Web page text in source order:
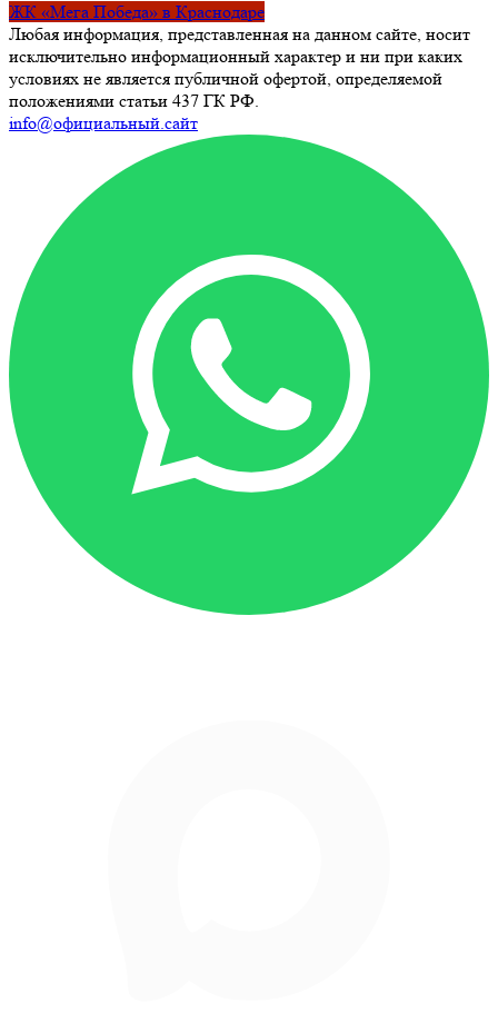
ЖК «Мега Победа» в Краснодаре
Любая информация, представленная на данном сайте, носит
исключительно информационный характер и ни при каких
условиях не является публичной офертой, определяемой
положениями статьи 437 ГК РФ.
info@официальный.сайт